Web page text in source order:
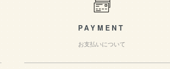
PAYMENT
お支払いについて